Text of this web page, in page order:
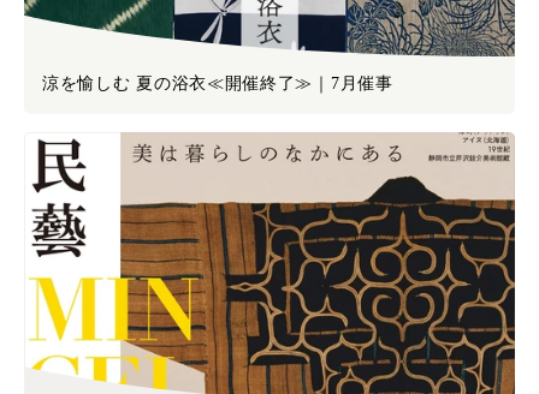
涼を愉しむ 夏の浴衣≪開催終了≫｜7月催事